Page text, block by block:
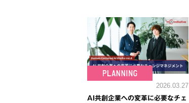
2026.03.27
AI共創企業への変革に必要なチェ